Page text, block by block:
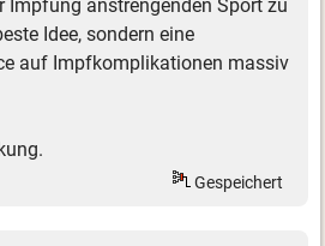
Impfung anstrengenden Sport zu
Idee, sondern eine
auf Impfkomplikationen massiv
Gespeichert